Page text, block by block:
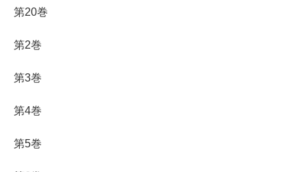
第20巻
第2巻
第3巻
第4巻
第5巻